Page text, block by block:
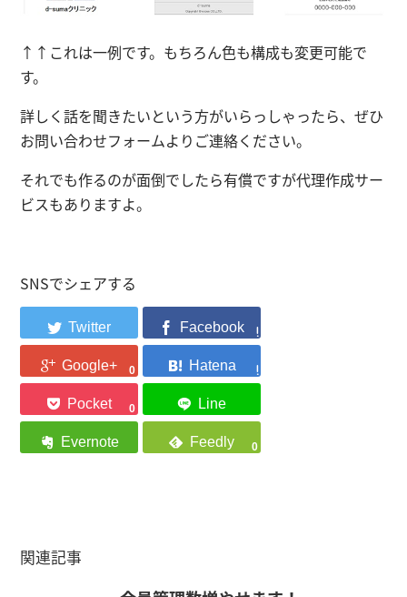
↑↑これは一例です。もちろん色も構成も変更可能で
す。
詳しく話を聞きたいという方がいらっしゃったら、ぜひ
お問い合わせフォームよりご連絡ください。
それでも作るのが面倒でしたら有償ですが代理作成サー
ビスもありますよ。
SNSでシェアする
0
0
0
関連記事